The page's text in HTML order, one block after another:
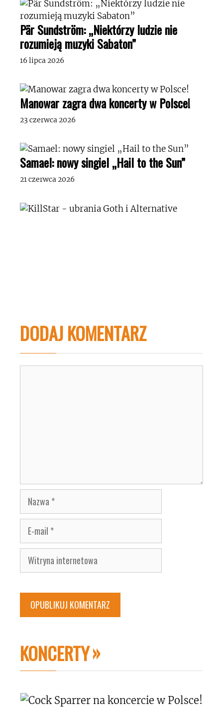
Pär Sundström: „Niektórzy ludzie nie
rozumieją muzyki Sabaton”
16 lipca 2026
Manowar zagra dwa koncerty w Polsce!
23 czerwca 2026
Samael: nowy singiel „Hail to the Sun”
21 czerwca 2026
DODAJ KOMENTARZ
Nazwa
E-
mail
Witryna
internetowa
KONCERTY